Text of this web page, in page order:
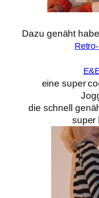
Dazu genäht
eine super
die schnell
super